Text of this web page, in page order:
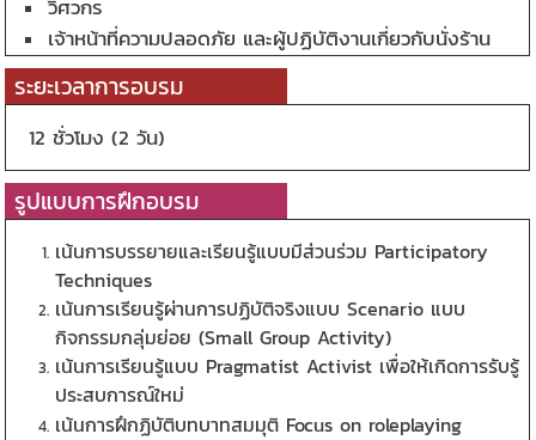
วิศวกร
เจ้าหน้าที่ความปลอดภัย และผู้ปฏิบัติงานเกี่ยวกับนั่งร้าน
ระยะเวลาการอบรม
12 ชั่วโมง (2 วัน)
รูปแบบการฝึกอบรม
เน้นการบรรยายและเรียนรู้แบบมีส่วนร่วม Participatory
Techniques
เน้นการเรียนรู้ผ่านการปฏิบัติจริงแบบ Scenario แบบ
กิจกรรมกลุ่มย่อย (Small Group Activity)
เน้นการเรียนรู้แบบ Pragmatist Activist เพื่อให้เกิดการรับรู้
ประสบการณ์ใหม่
เน้นการฝึกฏิบัติบทบาทสมมุติ Focus on roleplaying